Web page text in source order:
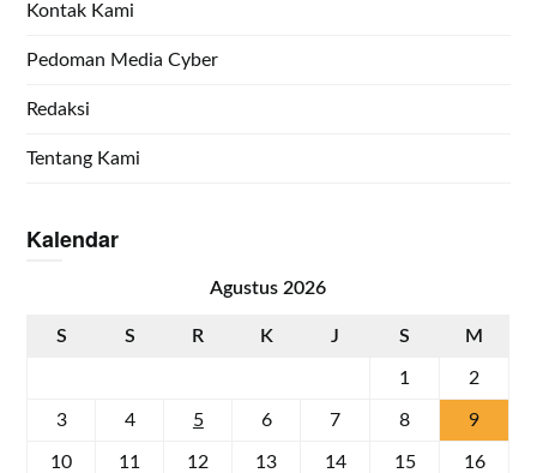
Kontak Kami
Pedoman Media Cyber
Redaksi
Tentang Kami
Kalendar
Agustus 2026
S S R K J S M
1 2
3 4 5 6 7 8 9
10 11 12 13 14 15 16